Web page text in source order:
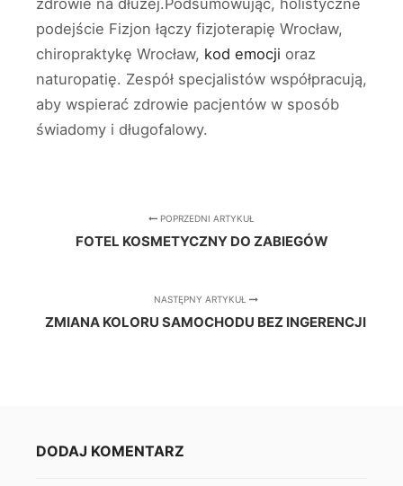
zdrowie na dłużej.Podsumowując, holistyczne
podejście Fizjon łączy fizjoterapię Wrocław,
chiropraktykę Wrocław, kod emocji oraz
naturopatię. Zespół specjalistów współpracują,
aby wspierać zdrowie pacjentów w sposób
świadomy i długofalowy.
POPRZEDNI ARTYKUŁ
FOTEL KOSMETYCZNY DO ZABIEGÓW
NASTĘPNY ARTYKUŁ
ZMIANA KOLORU SAMOCHODU BEZ INGERENCJI
DODAJ KOMENTARZ